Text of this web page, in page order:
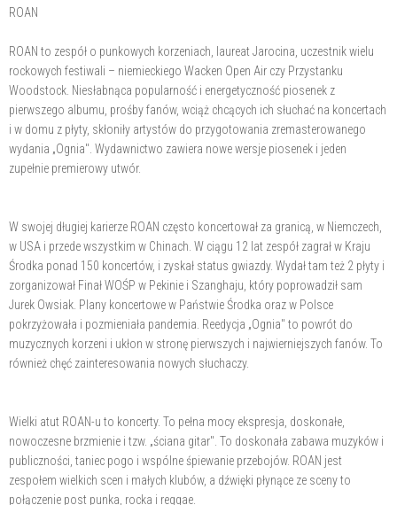
ROAN
ROAN to zespół o punkowych korzeniach, laureat Jarocina, uczestnik wielu
rockowych festiwali – niemieckiego Wacken Open Air czy Przystanku
Woodstock. Niesłabnąca popularność i energetyczność piosenek z
pierwszego albumu, prośby fanów, wciąż chcących ich słuchać na koncertach
i w domu z płyty, skłoniły artystów do przygotowania zremasterowanego
wydania „Ognia". Wydawnictwo zawiera nowe wersje piosenek i jeden
zupełnie premierowy utwór.
W swojej długiej karierze ROAN często koncertował za granicą, w Niemczech,
w USA i przede wszystkim w Chinach. W ciągu 12 lat zespół zagrał w Kraju
Środka ponad 150 koncertów, i zyskał status gwiazdy. Wydał tam też 2 płyty i
zorganizował Finał WOŚP w Pekinie i Szanghaju, który poprowadził sam
Jurek Owsiak. Plany koncertowe w Państwie Środka oraz w Polsce
pokrzyżowała i pozmieniała pandemia. Reedycja „Ognia" to powrót do
muzycznych korzeni i ukłon w stronę pierwszych i najwierniejszych fanów. To
również chęć zainteresowania nowych słuchaczy.
Wielki atut ROAN-u to koncerty. To pełna mocy ekspresja, doskonałe,
nowoczesne brzmienie i tzw. „ściana gitar". To doskonała zabawa muzyków i
publiczności, taniec pogo i wspólne śpiewanie przebojów. ROAN jest
zespołem wielkich scen i małych klubów, a dźwięki płynące ze sceny to
połączenie post punka, rocka i reggae.